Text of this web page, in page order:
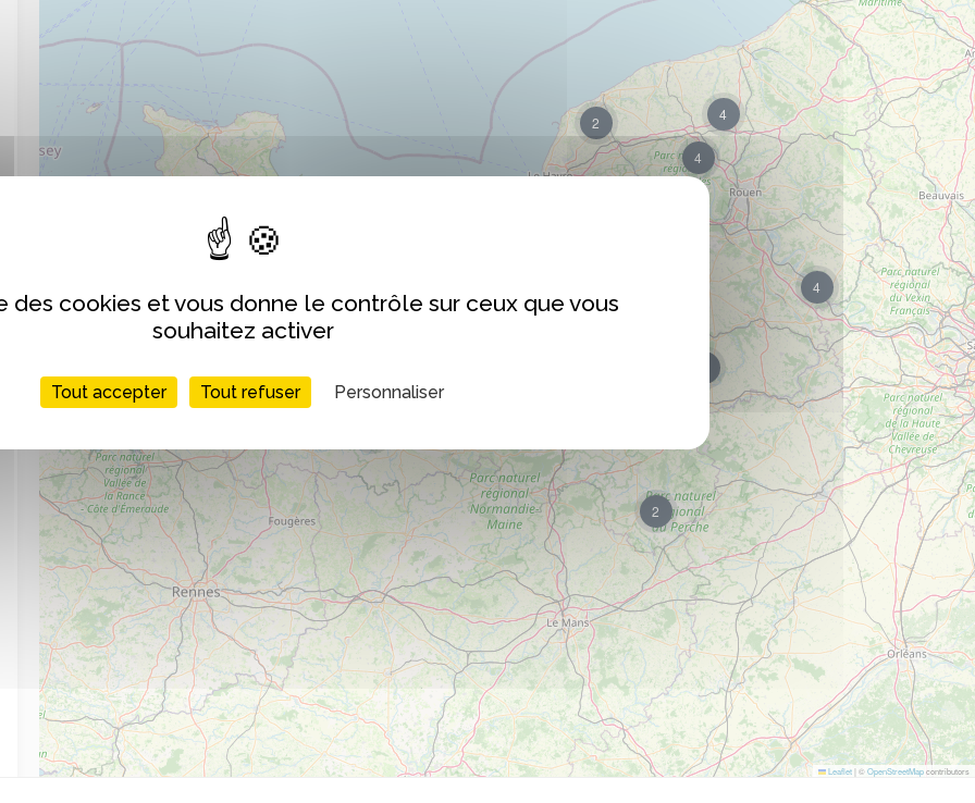
2
4
2
4
4
3
Leaflet| ©OpenStreetMapcontributors
des cookies et vous donne le contrôle sur ceux que vous
souhaitez activer
Tout accepter Tout refuser Personnaliser